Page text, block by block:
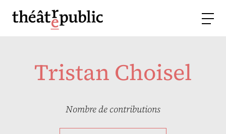
Tristan Choisel
Nombre de contributions